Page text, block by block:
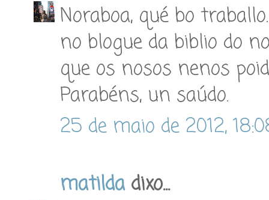
Noraboa, qué bo
no blogue da biblio do
que os nosos nenos
Parabéns, un saúdo.
25 de maio de 2012,
matildadixo...